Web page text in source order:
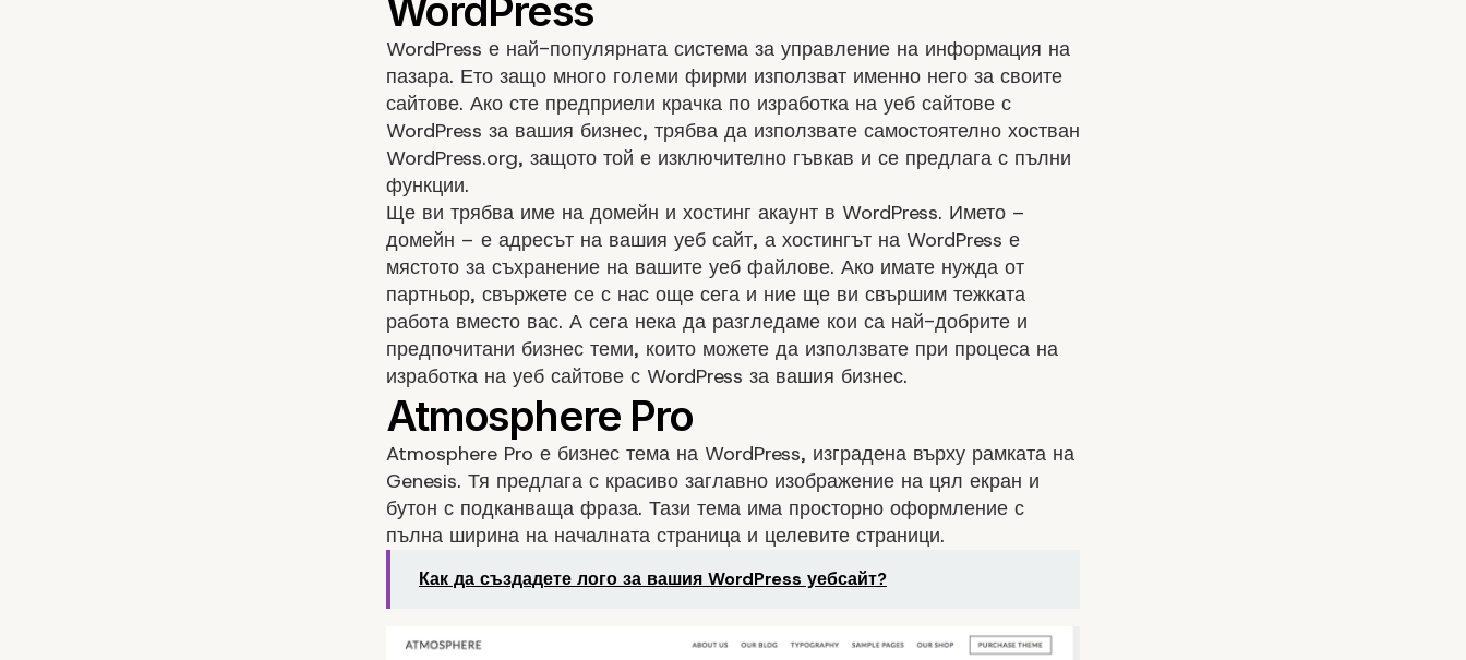
WordPress е най-популярната система за управление на информация на
пазара. Ето защо много големи фирми използват именно него за своите
сайтове. Ако сте предприели крачка по изработка на уеб сайтове с
WordPress за вашия бизнес, трябва да използвате самостоятелно хостван
WordPress.org, защото той е изключително гъвкав и се предлага с пълни
функции.
Ще ви трябва име на домейн и хостинг акаунт в WordPress. Името –
домейн – е адресът на вашия уеб сайт, а хостингът на WordPress е
мястото за съхранение на вашите уеб файлове. Ако имате нужда от
партньор, свържете се с нас още сега и ние ще ви свършим тежката
работа вместо вас. А сега нека да разгледаме кои са най-добрите и
предпочитани бизнес теми, които можете да използвате при процеса на
изработка на уеб сайтове с WordPress за вашия бизнес.
Atmosphere Pro е бизнес тема на WordPress, изградена върху рамката на
Genesis. Тя предлага с красиво заглавно изображение на цял екран и
бутон с подканваща фраза. Тази тема има просторно оформление с
пълна ширина на началната страница и целевите страници.
Как да създадете лого за вашия WordPress уебсайт?